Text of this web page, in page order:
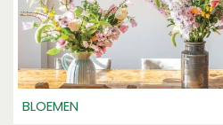
BLOEMEN